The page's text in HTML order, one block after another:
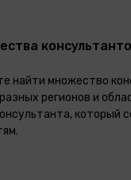
найти множество
регионов и
который